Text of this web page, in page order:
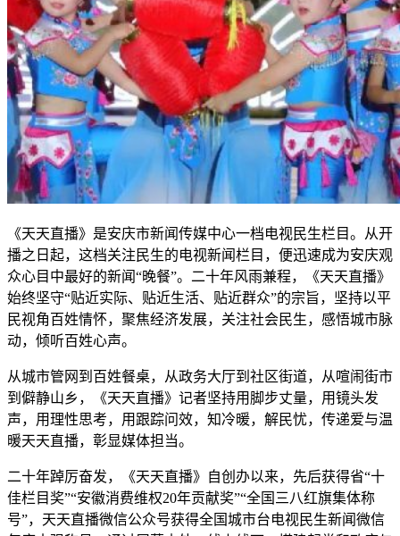
《天天直播》是安庆市新闻传媒中心一档电视民生栏目。从开
播之日起，这档关注民生的电视新闻栏目，便迅速成为安庆观
众心目中最好的新闻“晚餐”。二十年风雨兼程，《天天直播》
始终坚守“贴近实际、贴近生活、贴近群众”的宗旨，坚持以平
民视角百姓情怀，聚焦经济发展，关注社会民生，感悟城市脉
动，倾听百姓心声。
从城市管网到百姓餐桌，从政务大厅到社区街道，从喧闹街市
到僻静山乡，《天天直播》记者坚持用脚步丈量，用镜头发
声，用理性思考，用跟踪问效，知冷暖，解民忧，传递爱与温
暖天天直播，彰显媒体担当。
二十年踔厉奋发，《天天直播》自创办以来，先后获得省“十
佳栏目奖”“安徽消费维权20年贡献奖”“全国三八红旗集体称
号”，天天直播微信公众号获得全国城市台电视民生新闻微信